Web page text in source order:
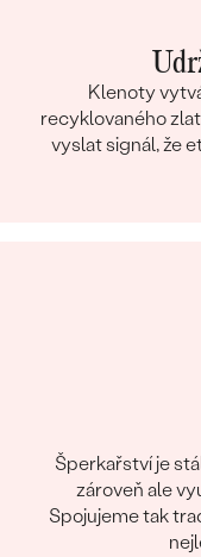
Klenoty
recyklovaného
vyslat signál, že
Šperkařství je
zároveň ale
Spojujeme tak